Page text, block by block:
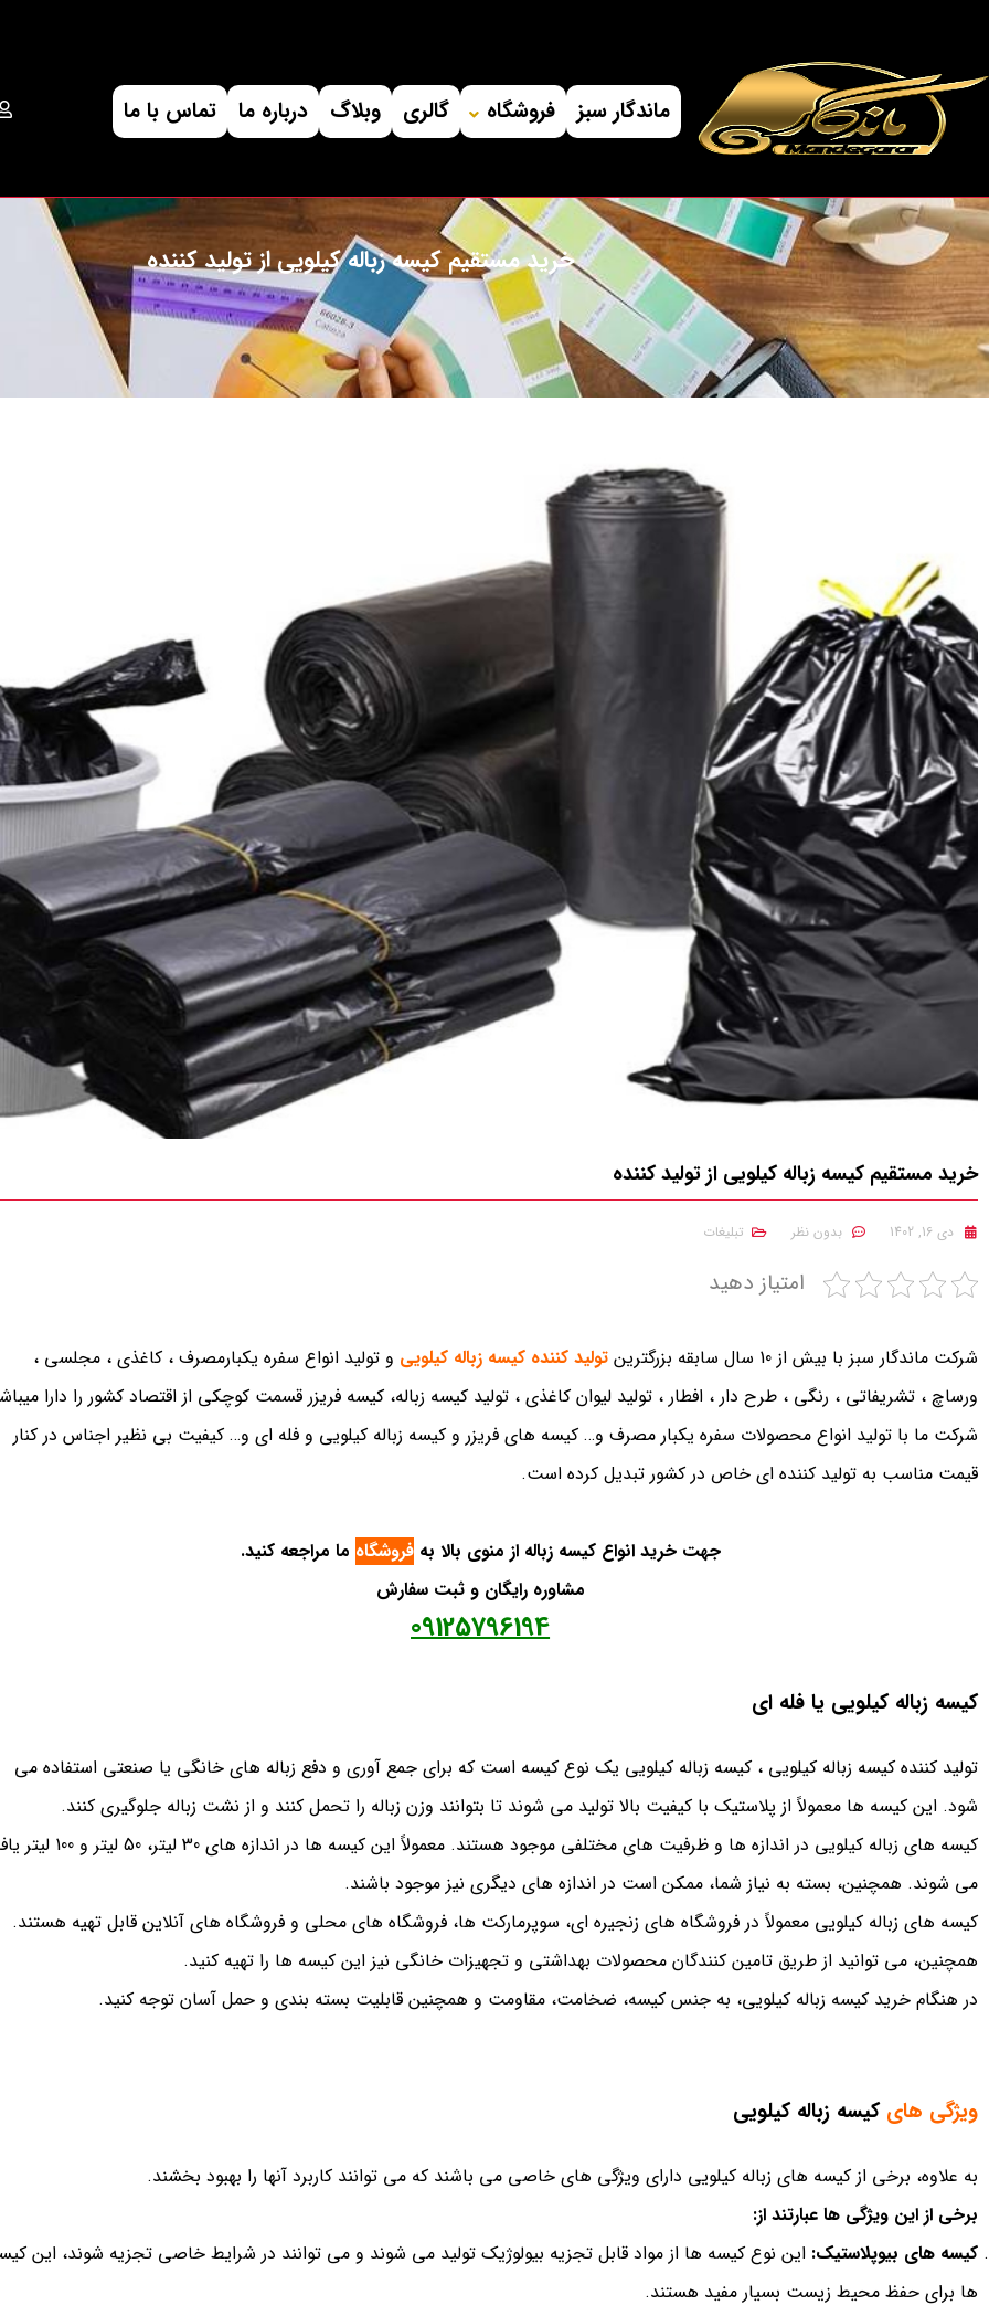
ماندگار سبز فروشگاه گالری وبلاگ درباره ما تماس با ما
خرید مستقیم کیسه زباله کیلویی از تولید کننده
خرید مستقیم کیسه زباله کیلویی از تولید کننده
دی 16, 1402 بدون نظر تبلیغات
امتیاز دهید
شرکت ماندگار سبز با بیش از 10 سال سابقه بزرگترین تولید کننده کیسه زباله کیلویی و تولید انواع سفره یکبارمصرف ، کاغذی ، مجلسی ،
ورساچ ، تشریفاتی ، رنگی ، طرح دار ، افطار ، تولید لیوان کاغذی ، تولید کیسه زباله، کیسه فریزر قسمت کوچکی از اقتصاد کشور را دارا
شرکت ما با تولید انواع محصولات سفره یکبار مصرف و… کیسه های فریزر و کیسه زباله کیلویی و فله ای و… کیفیت بی نظیر اجناس در کنار
قیمت مناسب به تولید کننده ای خاص در کشور تبدیل کرده است.
جهت خرید انواع کیسه زباله از منوی بالا بهفروشگاه ما مراجعه کنید.
مشاوره رایگان و ثبت سفارش
09125796194
کیسه زباله کیلویی یا فله ای
تولید کننده کیسه زباله کیلویی ، کیسه زباله کیلویی یک نوع کیسه است که برای جمع آوری و دفع زباله های خانگی یا صنعتی استفاده می
شود. این کیسه ها معمولاً از پلاستیک با کیفیت بالا تولید می شوند تا بتوانند وزن زباله را تحمل کنند و از نشت زباله جلوگیری کنند.
کیسه های زباله کیلویی در اندازه ها و ظرفیت های مختلفی موجود هستند. معمولاً این کیسه ها در
می شوند. همچنین، بسته به نیاز شما، ممکن است در اندازه های دیگری نیز موجود باشند.
کیسه های زباله کیلویی معمولاً در فروشگاه های زنجیره ای، سوپرمارکت ها، فروشگاه های محلی و فروشگاه های آنلاین قابل تهیه هستند.
همچنین، می توانید از طریق تامین کنندگان محصولات بهداشتی و تجهیزات خانگی نیز این کیسه ها را تهیه کنید.
در هنگام خرید کیسه زباله کیلویی، به جنس کیسه، ضخامت، مقاومت و همچنین قابلیت بسته بندی و حمل آسان توجه کنید.
ویژگی های کیسه زباله کیلویی
به علاوه، برخی از کیسه های زباله کیلویی دارای ویژگی های خاصی می باشند که می توانند کاربرد آنها را بهبود بخشند.
برخی از این ویژگی ها عبارتند از:
کیسه های بیوپلاستیک: این نوع کیسه ها از مواد قابل تجزیه بیولوژیک تولید می شوند و می توانند در شرایط خاصی تجزیه شوند، این
ها برای حفظ محیط زیست بسیار مفید هستند.